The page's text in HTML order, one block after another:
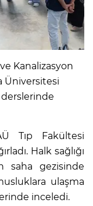
Kanalizasyon
Üniversitesi
derslerinde
Tıp Fakültesi
Halk sağlığı
saha gezisinde
ulaşma
inceledi.